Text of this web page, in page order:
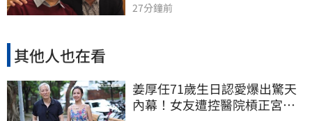
27分鐘前
其他人也在看
姜厚任71歲生日認愛爆出驚天
內幕！女友遭控醫院槓正宮女